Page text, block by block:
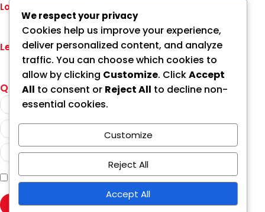
Lo que ofrecemos
Menú
Legal
Menú
Quiero recibir información
Acepto Tratamiento de Datos Personales.
We respect your privacy
Cookies help us improve your experience,
deliver personalized content, and analyze
traffic. You can choose which cookies to
allow by clicking Customize. ClickAccept
All to consent or Reject All to decline non-
essential cookies.
Customize
Reject All
Accept All